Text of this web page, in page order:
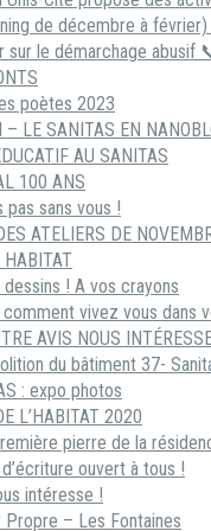
de décembre à
sur le démarchage abusif
poètes 2023
– LE SANITAS EN
AU SANITAS
100 ANS
pas sans vous !
ATELIERS DE
HABITAT
! A vos crayons
comment vivez vous dans
AVIS NOUS
du bâtiment 37-
: expo photos
L’HABITAT 2020
pierre de la
ouvert à tous !
intéresse !
Propre – Les Fontaines